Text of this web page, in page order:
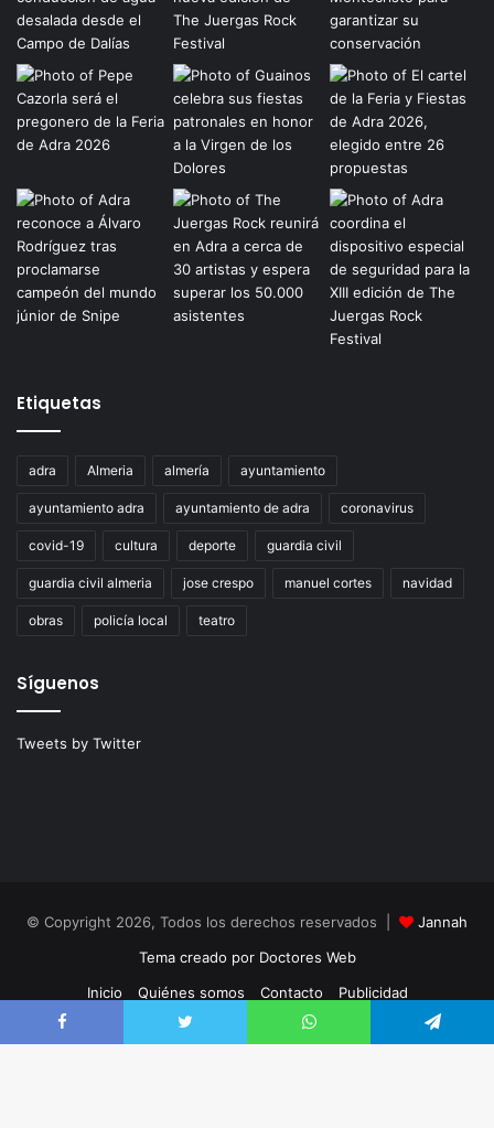
Etiquetas
adra Almeria almería ayuntamiento
ayuntamiento adra ayuntamiento de adra coronavirus
covid-19 cultura deporte guardia civil
guardia civil almeria jose crespo manuel cortes navidad
obras policía local teatro
Síguenos
Tweets by Twitter
© Copyright 2026, Todos los derechos reservados |
Jannah
Tema creado por Doctores Web
Inicio
Quiénes somos Contacto
Publicidad
Política de Cookies
Política de Privacidad
Facebook Twitter WhatsApp Telegram